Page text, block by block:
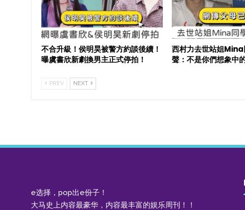
不合升級！侯明昊被警方約談後續！
曝虞書欣新劇換男主正式停拍！
西村力去世站姐Mina
聲：不是你們想象中
PREV NEXT
e选择，pop出e份子！
大马史上内容最豪华，内容最丰富的娱乐周刊！！